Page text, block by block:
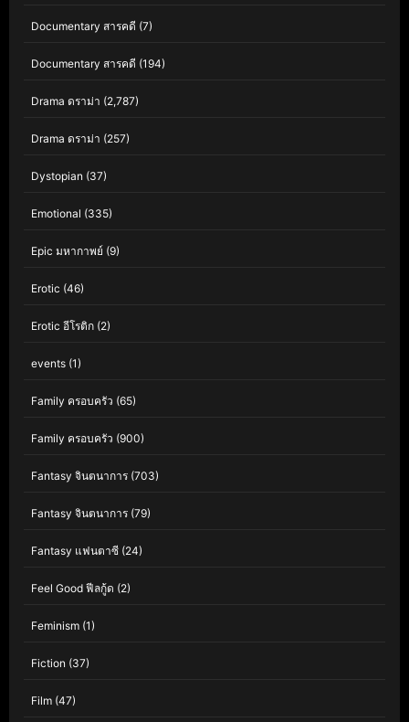
Documentary สารคดี (7)
Documentary สารคดี (194)
Drama ดราม่า (2,787)
Drama ดราม่า (257)
Dystopian (37)
Emotional (335)
Epic มหากาพย์ (9)
Erotic (46)
Erotic อีโรติก (2)
events (1)
Family ครอบครัว (65)
Family ครอบครัว (900)
Fantasy จินตนาการ (703)
Fantasy จินตนาการ (79)
Fantasy แฟนตาซี (24)
Feel Good ฟีลกู้ด (2)
Feminism (1)
Fiction (37)
Film (47)